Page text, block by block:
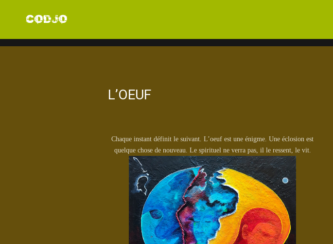
L’OEUF
Chaque instant définit le suivant. L’oeuf est une énigme. Une éclosion est
quelque chose de nouveau. Le spirituel ne verra pas, il le ressent, le vit.